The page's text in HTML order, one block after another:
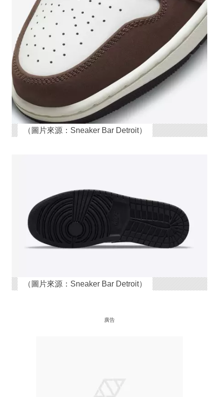
（圖片來源：Sneaker Bar Detroit）
（圖片來源：Sneaker Bar Detroit）
廣告